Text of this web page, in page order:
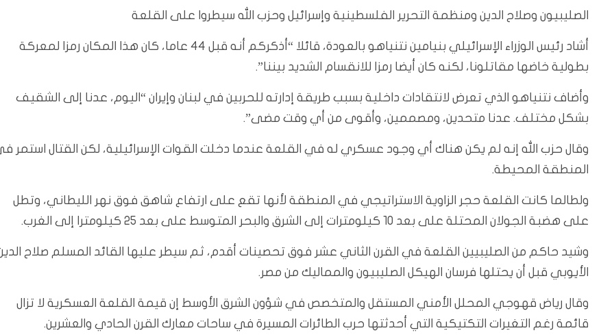
الصليبيون وصلاح الدين ومنظمة التحرير الفلسطينية وإسرائيل وحزب الله سيطروا على القلعة
أشاد رئيس الوزراء الإسرائيلي بنيامين نتنياهو بالعودة، قائلا “أذكركم أنه قبل 44 عاما، كان هذا المكان رمزا لمعركة
بطولية خاضها مقاتلونا، لكنه كان أيضا رمزا للانقسام الشديد بيننا”.
وأضاف نتنياهو الذي تعرض لانتقادات داخلية بسبب طريقة إدارته للحربين في لبنان وإيران “اليوم، عدنا إلى الشقيف
بشكل مختلف. عدنا متحدين، ومصممين، وأقوى من أي وقت مضى”.
وقال حزب الله إنه لم يكن هناك أي وجود عسكري له في القلعة عندما دخلت القوات الإسرائيلية، لكن القتال استمر
المنطقة المحيطة.
ولطالما كانت القلعة حجر الزاوية الاستراتيجي في المنطقة لأنها تقع على ارتفاع شاهق فوق نهر الليطاني، وتطل
على هضبة الجولان المحتلة على بعد 10 كيلومترات إلى الشرق والبحر المتوسط على بعد 25 كيلومترا إلى الغرب.
وشيد حاكم من الصليبيين القلعة في القرن الثاني عشر فوق تحصينات أقدم، ثم سيطر عليها القائد المسلم صلاح
الأيوبي قبل أن يحتلها فرسان الهيكل الصليبيون والمماليك من مصر.
وقال رياض قهوجي المحلل الأمني المستقل والمتخصص في شؤون الشرق الأوسط إن قيمة القلعة العسكرية لا تزال
قائمة رغم التغيرات التكتيكية التي أحدثتها حرب الطائرات المسيرة في ساحات معارك القرن الحادي والعشرين.